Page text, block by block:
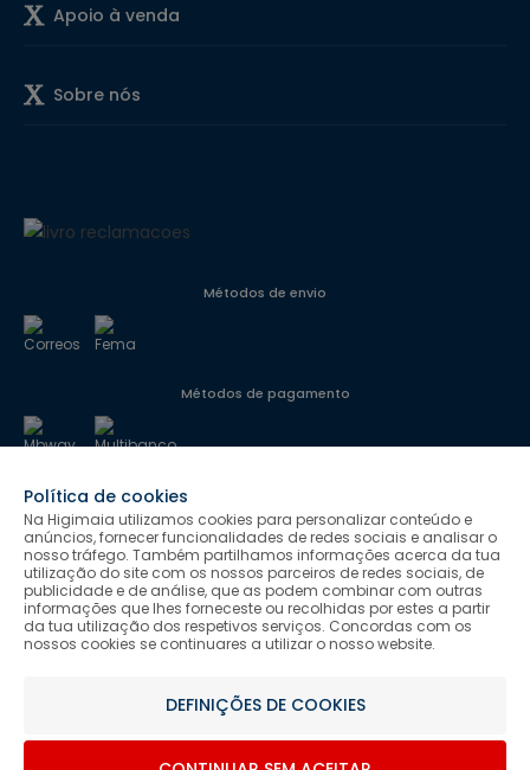
Apoio à venda
Sobre nós
Métodos de envio
Métodos de pagamento
Siga-nos
Salvo indicação de contrário as promoções apresentadas são
Higimaia © 2026 Todos os direitos reservados. Designed & Developed
Política de cookies
Na Higimaia utilizamos cookies para personalizar conteúdo e
anúncios, fornecer funcionalidades de redes sociais e analisar o
nosso tráfego. Também partilhamos informações acerca da tua
utilização do site com os nossos parceiros de redes sociais, de
publicidade e de análise, que as podem combinar com outras
informações que lhes forneceste ou recolhidas por estes a partir
da tua utilização dos respetivos serviços. Concordas com os
nossos cookies se continuares a utilizar o nosso website.
DEFINIÇÕES DE COOKIES